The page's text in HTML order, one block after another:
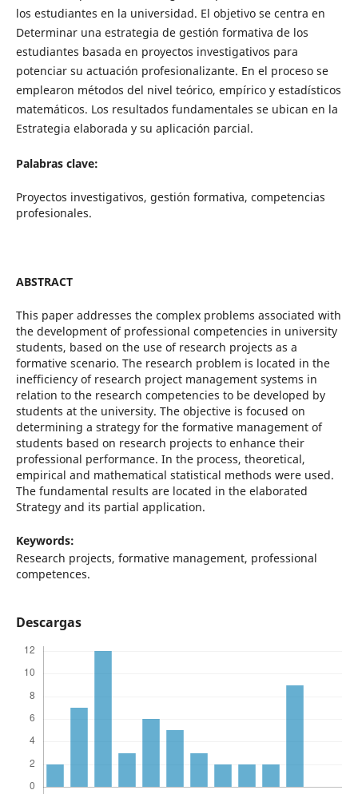
los estudiantes en la universidad. El objetivo se centra en
Determinar una estrategia de gestión formativa de los
estudiantes basada en proyectos investigativos para
potenciar su actuación profesionalizante. En el proceso se
emplearon métodos del nivel teórico, empírico y estadísticos
matemáticos. Los resultados fundamentales se ubican en la
Estrategia elaborada y su aplicación parcial.
Palabras clave:
Proyectos investigativos, gestión formativa, competencias
profesionales.
ABSTRACT
This paper addresses the complex problems associated with
the development of professional competencies in university
students, based on the use of research projects as a
formative scenario. The research problem is located in the
inefficiency of research project management systems in
relation to the research competencies to be developed by
students at the university. The objective is focused on
determining a strategy for the formative management of
students based on research projects to enhance their
professional performance. In the process, theoretical,
empirical and mathematical statistical methods were used.
The fundamental results are located in the elaborated
Strategy and its partial application.
Keywords:
Research projects, formative management, professional
competences.
Descargas